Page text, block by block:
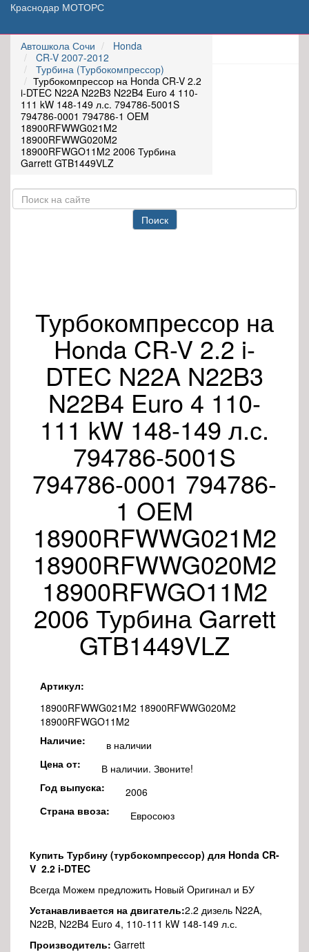
Краснодар МОТОРС
Автошкола Сочи
Honda
CR-V 2007-2012
Турбина (Турбокомпрессор)
Турбокомпрессор на Honda CR-V 2.2
i-DTEC N22A N22B3 N22B4 Euro 4 110-
111 kW 148-149 л.с. 794786-5001S
794786-0001 794786-1 OEM
18900RFWWG021M2
18900RFWWG020M2
18900RFWGO11M2 2006 Турбина
Garrett GTB1449VLZ
Поиск
Турбокомпрессор на
Honda CR-V 2.2 i-
DTEC N22A N22B3
N22B4 Euro 4 110-
111 kW 148-149 л.с.
794786-5001S
794786-0001 794786-
1 OEM
18900RFWWG021M2
18900RFWWG020M2
18900RFWGO11M2
2006 Турбина Garrett
GTB1449VLZ
Артикул:
18900RFWWG021M2 18900RFWWG020M2
18900RFWGO11M2
Наличие:
в наличии
Цена от:
В наличии. Звоните!
Год выпуска:
2006
Страна ввоза:
Евросоюз
Купить Турбину (турбокомпрессор) для Honda CR-
V 2.2 i-DTEC
Всегда Можем предложить Новый Oригинал и БУ
Устанавливается на двигатель:2.2 дизель N22A,
N22B, N22B4 Euro 4, 110-111 kW 148-149 л.с.
Производитель: Garrett